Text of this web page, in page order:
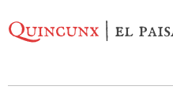
Quincunx | el